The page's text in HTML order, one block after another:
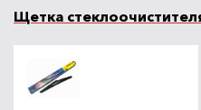
Щетка